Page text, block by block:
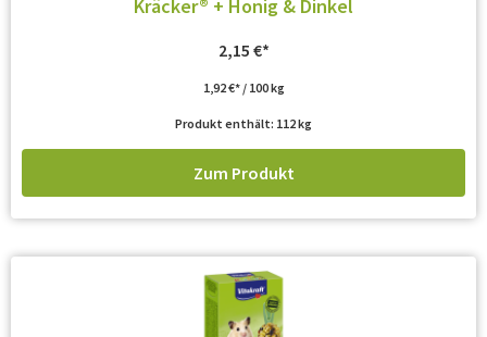
Kräcker® + Honig & Dinkel
2,15 €
1,92€ / 100kg
Produkt enthält: 112kg
Zum Produkt